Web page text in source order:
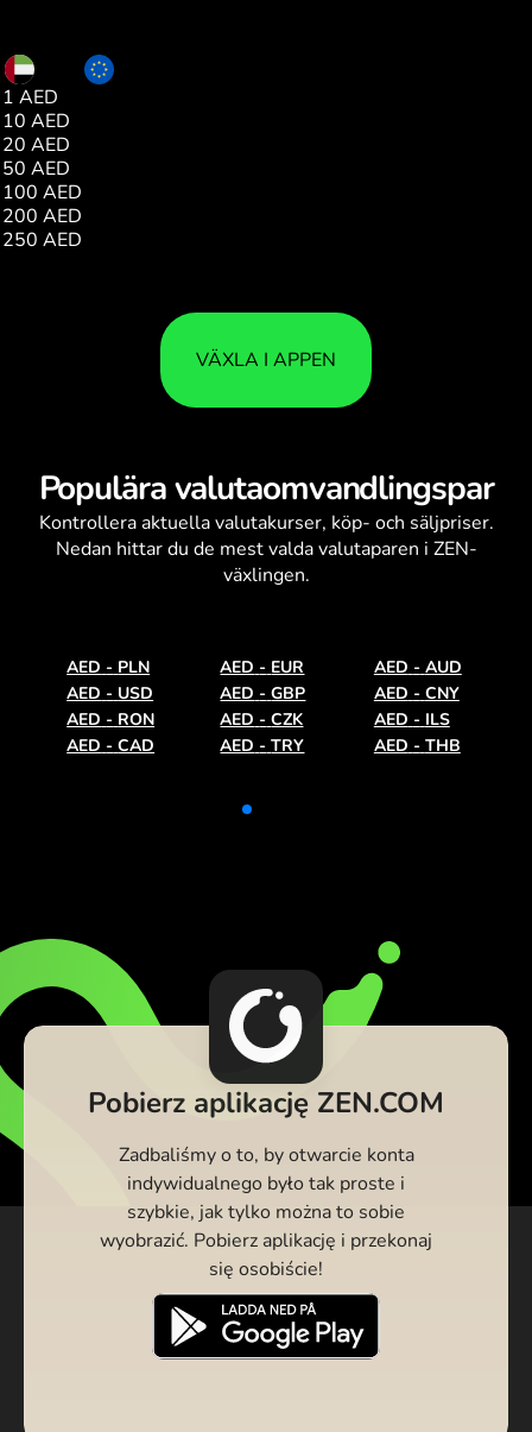
1 AED
10 AED
20 AED
50 AED
100 AED
200 AED
250 AED
VÄXLA I APPEN
Populära valutaomvandlingspar
Kontrollera aktuellavalutakurser, köp- och säljpriser.
Nedan hittar du de mest valda valutaparen i ZEN-
växlingen.
AED - PLN AED - EUR AED - AUD
AED - USD AED - GBP AED - CNY
AED - RON AED - CZK AED - ILS
AED - CAD AED - TRY AED - THB
Pobierz aplikację ZEN.COM
Zadbaliśmy o to, by otwarcie konta
indywidualnego było tak proste i
szybkie, jak tylko można to sobie
wyobrazić. Pobierz aplikację i przekonaj
się osobiście!